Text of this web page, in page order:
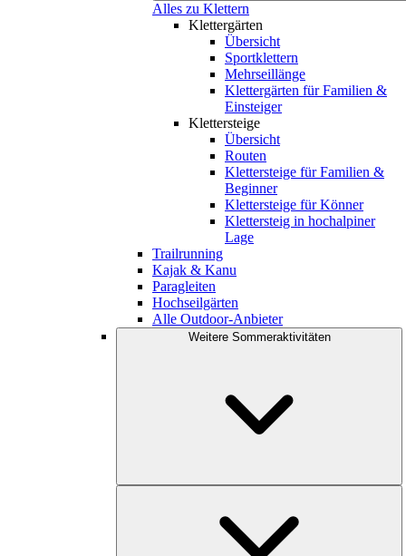
Alles zu Klettern
Klettergärten
Übersicht
Sportklettern
Mehrseillänge
Klettergärten für Familien &
Einsteiger
Klettersteige
Übersicht
Routen
Klettersteige für Familien &
Beginner
Klettersteige für Könner
Klettersteig in hochalpiner
Lage
Trailrunning
Kajak & Kanu
Paragleiten
Hochseilgärten
Alle Outdoor-Anbieter
Weitere Sommeraktivitäten